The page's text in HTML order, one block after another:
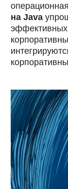
на Java